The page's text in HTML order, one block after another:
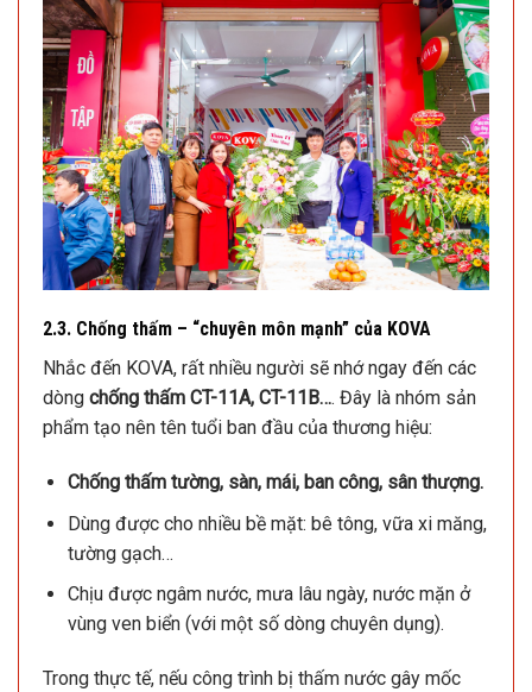
2.3. Chống thấm – “chuyên môn mạnh” của KOVA
Nhắc đến KOVA, rất nhiều người sẽ nhớ ngay đến các
dòng chống thấm CT-11A, CT-11B…. Đây là nhóm sản
phẩm tạo nên tên tuổi ban đầu của thương hiệu:
Chống thấm tường, sàn, mái, ban công, sân thượng.
Dùng được cho nhiều bề mặt: bê tông, vữa xi măng,
tường gạch…
Chịu được ngâm nước, mưa lâu ngày, nước mặn ở
vùng ven biển (với một số dòng chuyên dụng).
Trong thực tế, nếu công trình bị thấm nước gây mốc